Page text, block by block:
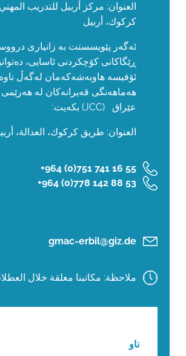
العنوان: مركز أربيل للتدريب
كركوك، أربيل
ئەگەر پێویسستت بە زانیاری
ڕێگاکانی كۆچكردنی ئاسایی،
ئۆفیسە هاوبەشەکەمان لەگەڵ
هەماهەنگی قەیرانەكان لە
عێراق (JCC) بکەیت:
العنوان: طريق كركوك، العدالة،
‎+964 (0)751 741 16 55
‎+964 (0)778 142 88 53
gmac-erbil@giz.de
ملاحظة: مكاتبنا مغلقة خلال
ناو